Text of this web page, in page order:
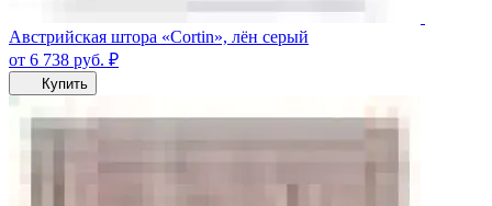
Австрийская штора «Cortin», лён серый
от 6 738 руб. ₽
Купить